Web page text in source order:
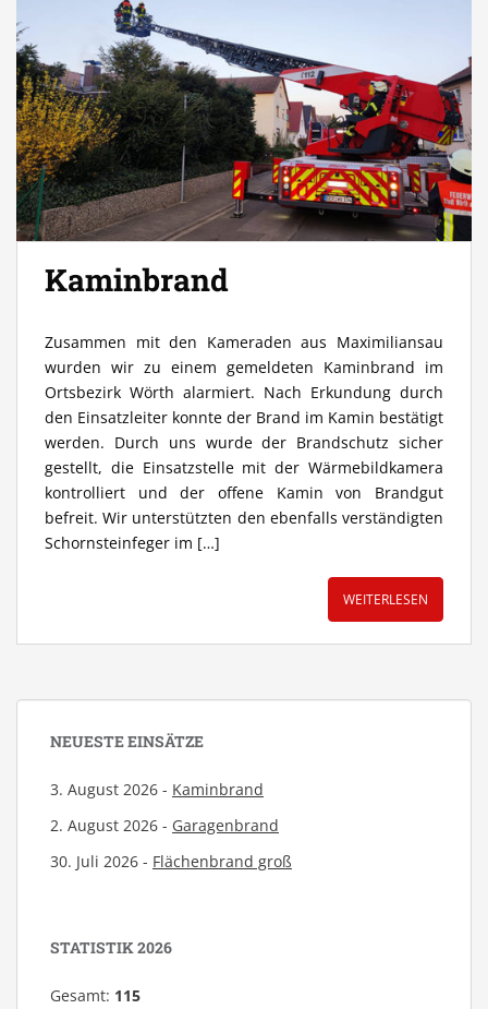
Kaminbrand
Zusammen mit den Kameraden aus Maximiliansau
wurden wir zu einem gemeldeten Kaminbrand im
Ortsbezirk Wörth alarmiert. Nach Erkundung durch
den Einsatzleiter konnte der Brand im Kamin bestätigt
werden. Durch uns wurde der Brandschutz sicher
gestellt, die Einsatzstelle mit der Wärmebildkamera
kontrolliert und der offene Kamin von Brandgut
befreit. Wir unterstützten den ebenfalls verständigten
Schornsteinfeger im […]
WEITERLESEN
NEUESTE EINSÄTZE
3. August 2026 - Kaminbrand
2. August 2026 - Garagenbrand
30. Juli 2026 - Flächenbrand groß
STATISTIK 2026
Gesamt: 115